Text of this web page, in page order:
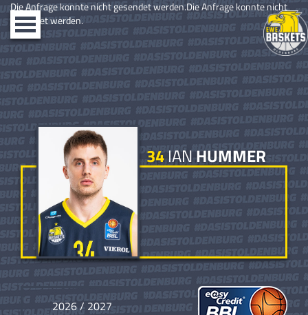
Toggle
navigation
Die Anfrage konnte nicht gesendet werden.Die Anfrage konnte nicht
gesendet werden.
34IANHUMMER
2026 / 2027